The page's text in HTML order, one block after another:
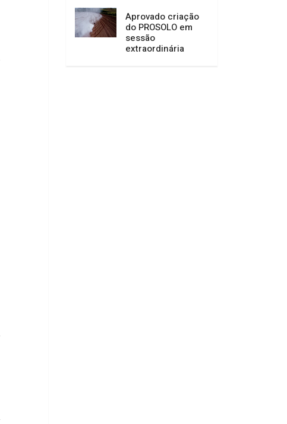
Aprovado criação
do PROSOLO em
sessão
extraordinária